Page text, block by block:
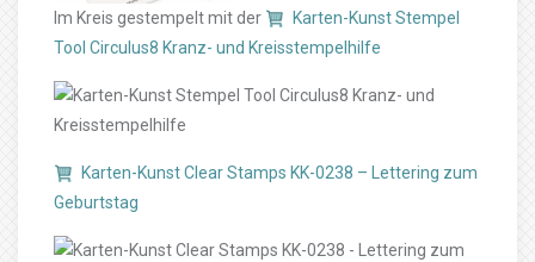
Im Kreis gestempelt mit der
Karten-Kunst Stempel
Tool Circulus8 Kranz- und Kreisstempelhilfe
Karten-Kunst Clear Stamps KK-0238 – Lettering zum
Geburtstag